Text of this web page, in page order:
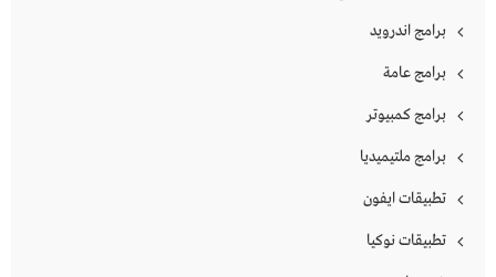
برامج اندرويد
برامج عامة
برامج كمبيوتر
برامج ملتيميديا
تطبيقات ايفون
تطبيقات نوكيا